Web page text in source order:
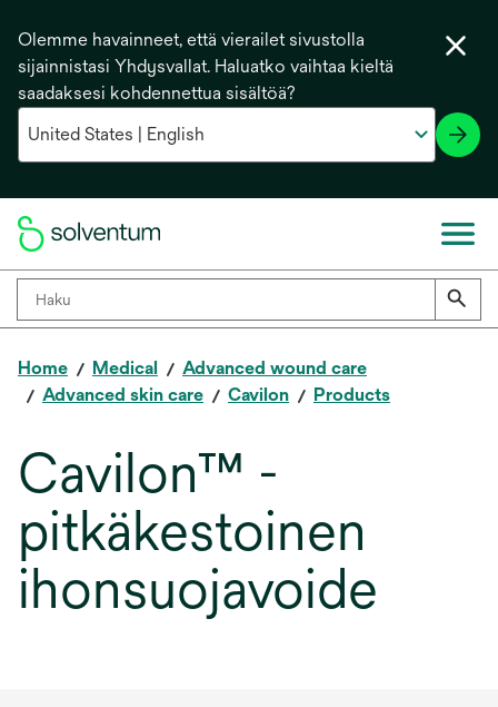
Olemme havainneet, että vierailet sivustolla
sijainnistasi Yhdysvallat. Haluatko vaihtaa kieltä
saadaksesi kohdennettua sisältöä?
Home Medical
Advanced wound care
Advanced skin care
Cavilon Products
Cavilon™ -
pitkäkestoinen
ihonsuojavoide